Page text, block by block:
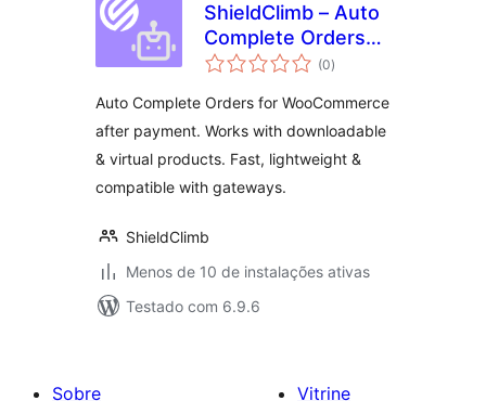
ShieldClimb – Auto
Complete Orders
for WooCommerce
(0total
de
)
Auto Complete Orders for WooCommerce
after payment. Works with downloadable
& virtual products. Fast, lightweight &
compatible with gateways.
ShieldClimb
Menos de 10 de instalações ativas
Testado com 6.9.6
Sobre
Vitrine